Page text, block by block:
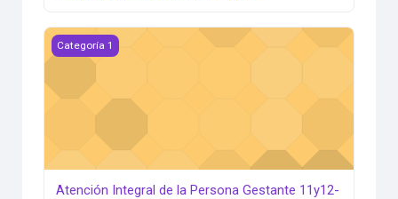
Atención Integral de la Persona Gestante 11y12-11-25
Categoría 1
Atención Integral de la Persona Gestante 11y12-